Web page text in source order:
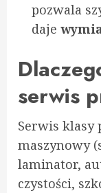
pozwala
daje
serwis
Serwis
maszynowy
laminator,
czystości,